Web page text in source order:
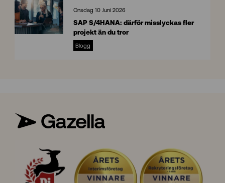
s
i
g
A
Onsdag 10 Juni 2026
SAP S/4HANA: därför misslyckas fler
projekt än du tror
Blogg